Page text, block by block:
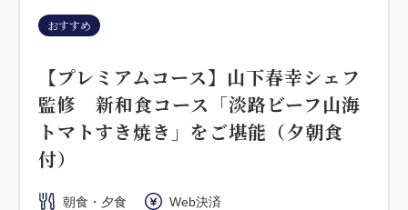
おすすめ
【プレミアムコース】山下春幸シェフ
監修 新和食コース「淡路ビーフ山海
トマトすき焼き」をご堪能（夕朝食
付）
朝食・夕食 Web決済